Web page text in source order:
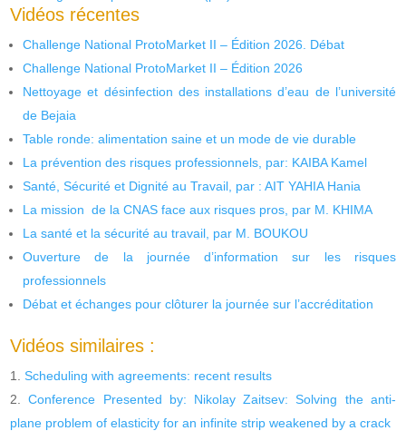
Vidéos récentes
Challenge National ProtoMarket II – Édition 2026. Débat
Challenge National ProtoMarket II – Édition 2026
Nettoyage et désinfection des installations d’eau de l’université
de Bejaia
Table ronde: alimentation saine et un mode de vie durable
La prévention des risques professionnels, par: KAIBA Kamel
Santé, Sécurité et Dignité au Travail, par : AIT YAHIA Hania
La mission de la CNAS face aux risques pros, par M. KHIMA
La santé et la sécurité au travail, par M. BOUKOU
Ouverture de la journée d’information sur les risques
professionnels
Débat et échanges pour clôturer la journée sur l’accréditation
Vidéos similaires :
Scheduling with agreements: recent results
Conference Presented by: Nikolay Zaitsev: Solving the anti-
plane problem of elasticity for an infinite strip weakened by a crack